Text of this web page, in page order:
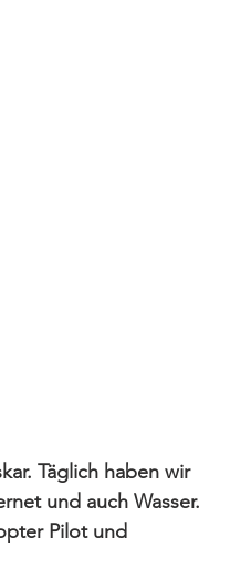
Täglich haben wir
und auch Wasser.
Pilot und